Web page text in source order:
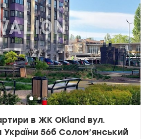
в ЖК OKland вул.
України 56б Солом’янський